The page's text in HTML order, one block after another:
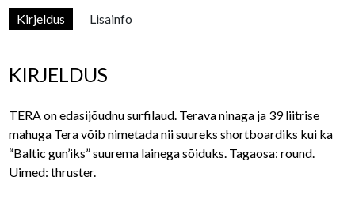
kogus
Kirjeldus Lisainfo
KIRJELDUS
TERA on edasijõudnu surfilaud. Terava ninaga ja 39 liitrise
mahuga Tera võib nimetada nii suureks shortboardiks kui ka
“Baltic gun’iks” suurema lainega sõiduks. Tagaosa: round.
Uimed: thruster.